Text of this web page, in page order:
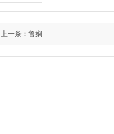
上一条： 鲁娴